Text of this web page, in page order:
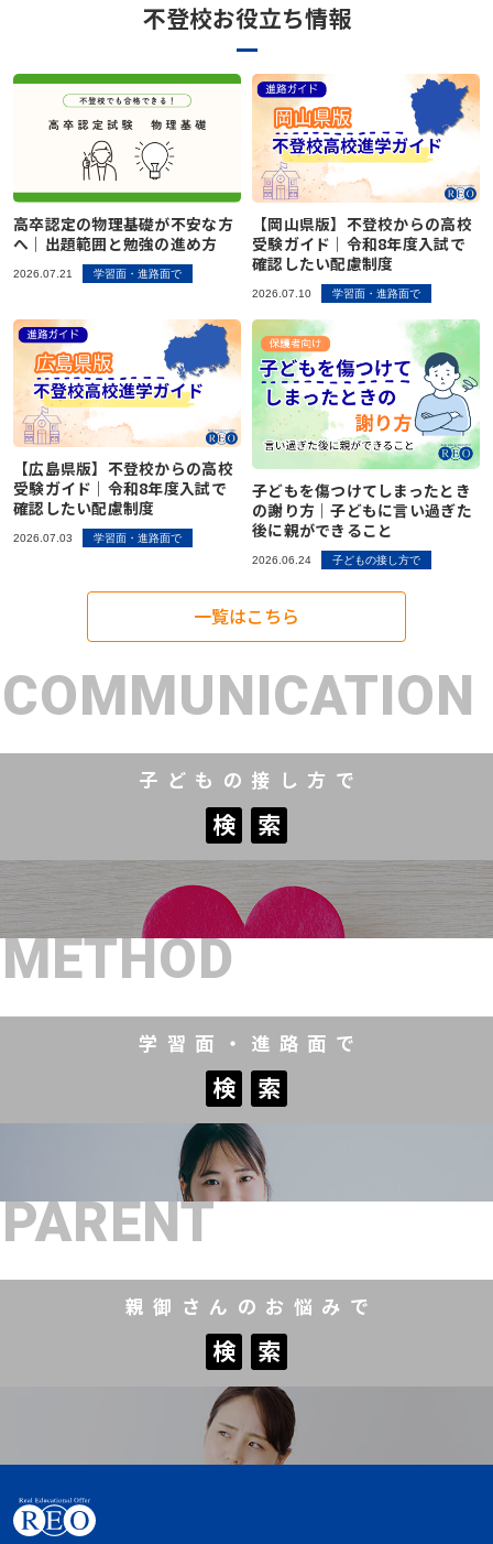
不登校お役立ち情報
高卒認定の物理基礎が不安な方
へ｜出題範囲と勉強の進め方
2026.07.21 学習面・進路面で
【岡山県版】不登校からの高校
受験ガイド｜令和8年度入試で
確認したい配慮制度
2026.07.10 学習面・進路面で
【広島県版】不登校からの高校
受験ガイド｜令和8年度入試で
確認したい配慮制度
2026.07.03 学習面・進路面で
子どもを傷つけてしまったとき
の謝り方｜子どもに言い過ぎた
後に親ができること
2026.06.24 子どもの接し方で
一覧はこちら
子どもの接し方で
検 索
検 索
COMMUNICATION
学習面・進路面で
検 索
検 索
METHOD
親御さんのお悩みで
検 索
検 索
PARENT